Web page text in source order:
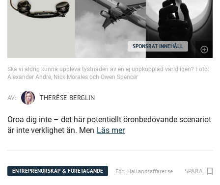
SPONSRAT INNEHÅLL
Ska vi aldrig kunna uppleva tystnaden av en ej uppkopplad värld igen? Foto:
Alexander Andre, Nick Morales och Owen Spencer
AV: THERÉSE BERGLIN
Oroa dig inte – det här potentiellt öronbedövande scenariot
är inte verklighet än. Men Läs mer
ENTREPRENÖRSKAP & FÖRETAGANDE För: Hallandsaffarer.se SPARA